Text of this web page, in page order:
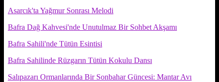
Asarcık'ta Yağmur Sonrası Melodi
Bafra Dağ Kahvesi'nde Unutulmaz Bir Sohbet Akşamı
Bafra Sahili'nde Tütün Esintisi
Bafra Sahilinde Rüzgarın Tütün Kokulu Dansı
Salıpazarı Ormanlarında Bir Sonbahar Güncesi: Mantar Avı